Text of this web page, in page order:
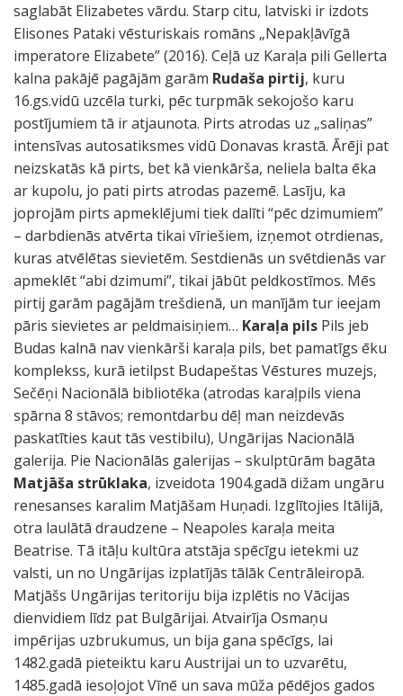
saglabāt Elizabetes vārdu. Starp citu, latviski ir izdots
Elisones Pataki vēsturiskais romāns „Nepakļāvīgā
imperatore Elizabete” (2016). Ceļā uz Karaļa pili Gellerta
kalna pakājē pagājām garām Rudaša pirtij, kuru
16.gs.vidū uzcēla turki, pēc turpmāk sekojošo karu
postījumiem tā ir atjaunota. Pirts atrodas uz „saliņas”
intensīvas autosatiksmes vidū Donavas krastā. Ārēji pat
neizskatās kā pirts, bet kā vienkārša, neliela balta ēka
ar kupolu, jo pati pirts atrodas pazemē. Lasīju, ka
joprojām pirts apmeklējumi tiek dalīti “pēc dzimumiem”
– darbdienās atvērta tikai vīriešiem, izņemot otrdienas,
kuras atvēlētas sievietēm. Sestdienās un svētdienās var
apmeklēt “abi dzimumi”, tikai jābūt peldkostīmos. Mēs
pirtij garām pagājām trešdienā, un manījām tur ieejam
pāris sievietes ar peldmaisiņiem… Karaļa pils Pils jeb
Budas kalnā nav vienkārši karaļa pils, bet pamatīgs ēku
komplekss, kurā ietilpst Budapeštas Vēstures muzejs,
Sečēņi Nacionālā bibliotēka (atrodas karaļpils viena
spārna 8 stāvos; remontdarbu dēļ man neizdevās
paskatīties kaut tās vestibilu), Ungārijas Nacionālā
galerija. Pie Nacionālās galerijas – skulptūrām bagāta
Matjāša strūklaka, izveidota 1904.gadā dižam ungāru
renesanses karalim Matjāšam Huņadi. Izglītojies Itālijā,
otra laulātā draudzene – Neapoles karaļa meita
Beatrise. Tā itāļu kultūra atstāja spēcīgu ietekmi uz
valsti, un no Ungārijas izplatījās tālāk Centrāleiropā.
Matjāšs Ungārijas teritoriju bija izplētis no Vācijas
dienvidiem līdz pat Bulgārijai. Atvairīja Osmaņu
impērijas uzbrukumus, un bija gana spēcīgs, lai
1482.gadā pieteiktu karu Austrijai un to uzvarētu,
1485.gadā iesoļojot Vīnē un sava mūža pēdējos gados